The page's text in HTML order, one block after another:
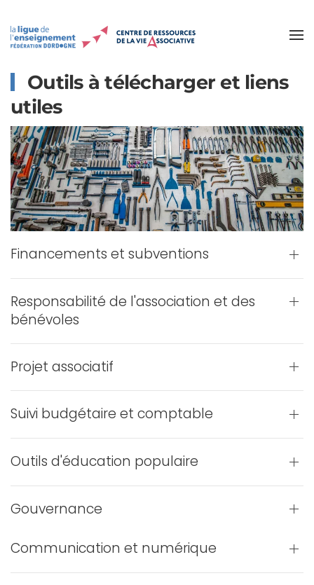
Accéder au contenu principal
Outils à télécharger et liens
utiles
Financements et subventions
Responsabilité de l'association et des
bénévoles
Projet associatif
Suivi budgétaire et comptable
Outils d'éducation populaire
Gouvernance
Communication et numérique